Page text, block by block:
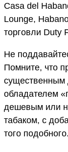
Casa del
Lounge,
торговли Duty
Не
Помните, что
существенным
обладателем
дешевым или
табаком, с
того подобного.